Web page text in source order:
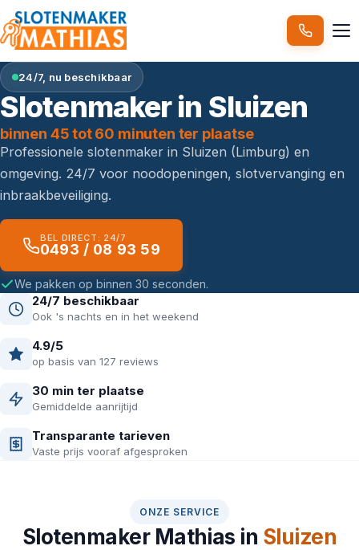
24/7, nu beschikbaar
Slotenmaker in Sluizen
binnen 45 tot 60 minuten ter plaatse
Professionele slotenmaker in Sluizen (Limburg) en
omgeving. 24/7 voor noodopeningen, slotvervanging en
inbraakbeveiliging.
BEL DIRECT: 24/7
0493 / 08 93 59
We pakken op binnen 30 seconden.
24/7 beschikbaar
Ook 's nachts en in het weekend
4.9/5
op basis van 127 reviews
30 min ter plaatse
Gemiddelde aanrijtijd
Transparante tarieven
Vaste prijs vooraf afgesproken
ONZE SERVICE
Slotenmaker Mathias in Sluizen